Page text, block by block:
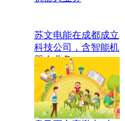
苏文电能在成都成立
科技公司，含智能机
器人业务